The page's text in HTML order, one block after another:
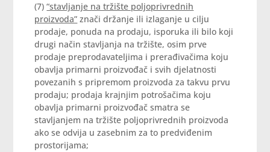
(7)“stavljanje na tržište poljoprivrednih
proizvoda” znači držanje ili izlaganje u cilju
prodaje, ponuda na prodaju, isporuka ili bilo koji
drugi način stavljanja na tržište, osim prve
prodaje preprodavateljima i prerađivačima koju
obavlja primarni proizvođač i svih djelatnosti
povezanih s pripremom proizvoda za takvu prvu
prodaju; prodaja krajnjim potrošačima koju
obavlja primarni proizvođač smatra se
stavljanjem na tržište poljoprivrednih proizvoda
ako se odvija u zasebnim za to predviđenim
prostorijama;